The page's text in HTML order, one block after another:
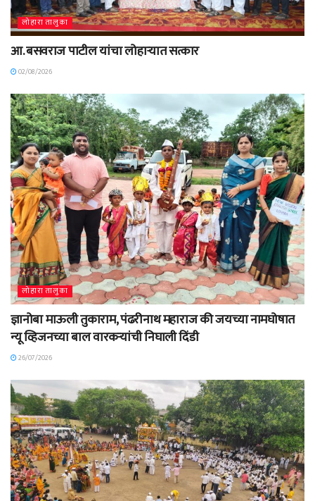
लोहारा तालुका
आ. बसवराज पाटील यांचा लोहाऱ्यात सत्कार
02/08/2026
लोहारा तालुका
ज्ञानोबा माऊली तुकाराम, पंढरीनाथ महाराज की जयच्या नामघोषात
न्यू व्हिजनच्या बाल वारकऱ्यांची निघाली दिंडी
26/07/2026